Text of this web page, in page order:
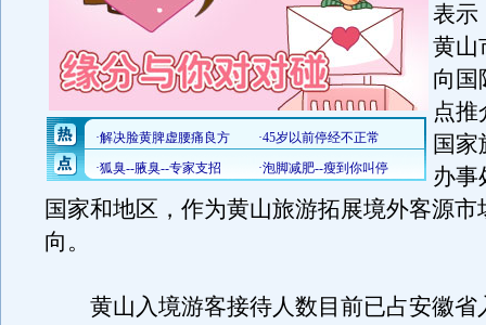
表示
黄山
向国
点推
国
办事
国家和地区，作为黄山旅游拓展境外客源市
向。
黄山入境游客接待人数目前已占安徽省